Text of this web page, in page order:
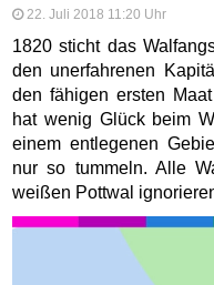
22. Juli 2018 11:20 Uhr
1820 sticht das
den unerfahrenen
den fähigen ersten
hat wenig Glück beim
einem entlegenen
nur so tummeln. Alle
weißen Pottwal